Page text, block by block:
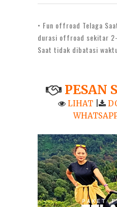
• Fun offroad Telaga
durasi offroad sekitar
Saat tidak dibatasi
PESAN
LIHAT